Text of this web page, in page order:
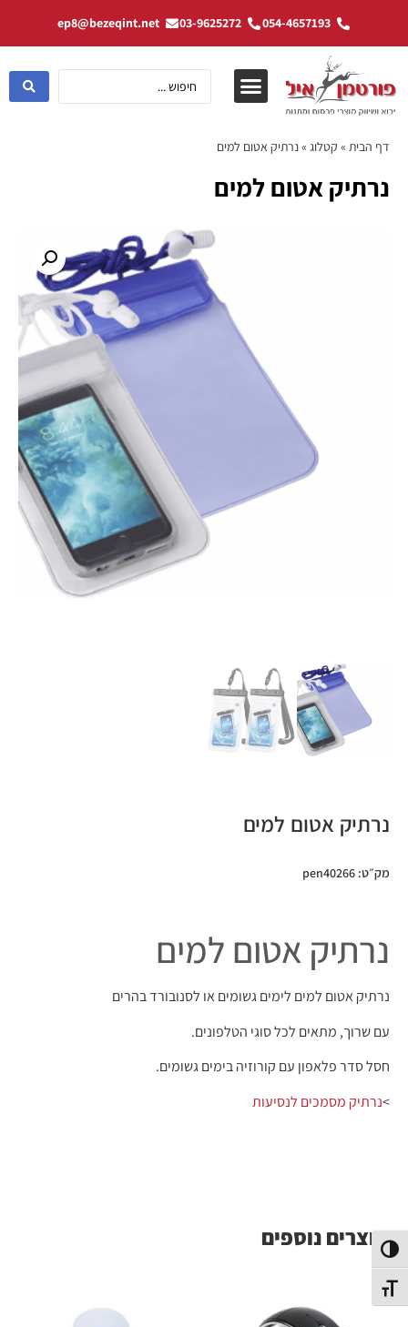
הפעל/כבה ניגודיות גבוהה
מתג גודל גופן
054-4657193
03-9625272
ep8@bezeqint.net
דף הבית » קטלוג »נרתיק אטום למים
נרתיק אטום למים
נרתיק אטום למים
מק״ט: pen40266
נרתיק אטום למים
נרתיק אטום למים לימים גשומים או לסנובורד בהרים
עם שרוך, מתאים לכל סוגי הטלפונים.
חסל סדר פלאפון עם קורוזיה בימים גשומים.
>נרתיק מסמכים לנסיעות
מוצרים נוספים